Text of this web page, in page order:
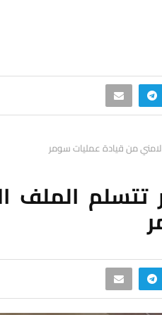
من قيادة عمليات سومر
الملف